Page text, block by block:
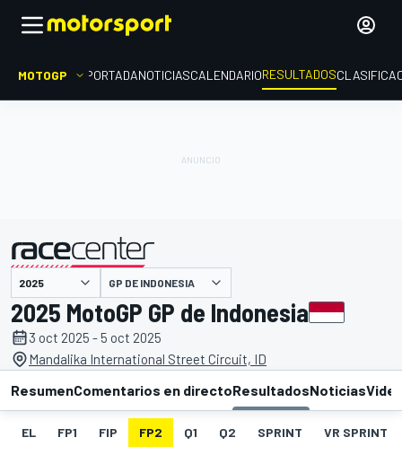
MOTOGP PORTADANOTICIASCALENDARIORESULTADOS
presentado por GP DE INDONESIA
2025 MotoGP GP de Indonesia
3 oct 2025 - 5 oct 2025
Mandalika International Street Circuit, ID
ResumenComentarios en directoResultadosNoticias
EL FP1 FIP FP2 Q1 Q2 SPRINT VR SPRINT